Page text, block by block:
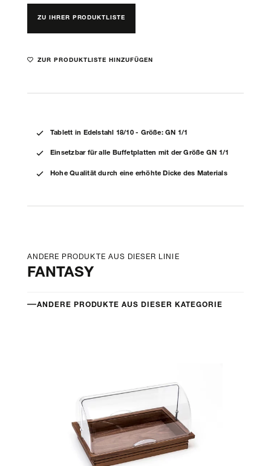
ZU IHRER PRODUKTLISTE
ZUR PRODUKTLISTE HINZUFÜGEN
Tablett in Edelstahl 18/10 - Größe: GN 1/1
Einsetzbar für alle Buffetplatten mit der Größe GN 1/1
Hohe Qualität durch eine erhöhte Dicke des Materials
ANDERE PRODUKTE AUS DIESER LINIE
FANTASY
ANDERE PRODUKTE AUS DIESER KATEGORIE